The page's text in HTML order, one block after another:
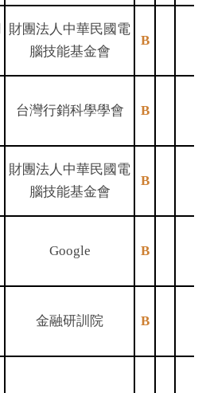
財團法人中華民國電
腦技能基金會
B
台灣行銷科學學會 B
財團法人中華民國電
腦技能基金會
B
Google B
金融研訓院 B